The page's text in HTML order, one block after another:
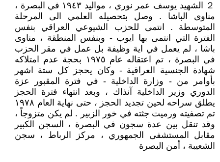
２ الشهيد يوسف عمر نوري ، مواليد ١٩٤٣ في البصرة ،
مناوى الباشا . وصل بتحصيله العلمي الى المرحلة
المتوسطة . انتمى للحزب الشيوعي العراقي بنفس
الفترة التي انتمى بها ايوب - وبنفس المنطقة ، مناوى
باشا ، لم يعمل في اية وظيفة بل عمل في مقر الحزب
في البصرة ، تم اعتقاله عام ١٩٧٥ بحجة عدم امتلاكه
شهادة الجنسية العراقية - وكان يحجز كل ستة اشهر
بأوامر من - وزارة الداخلية - في فترة المقبور عزة
الدوري وزير الداخلية آنذاك ، وبعد انتهاء فترة الحجز
يطلق سراحه لحين تجديد الحجز ، حتى نهاية العام ١٩٧٨
تم تصفيته ورميت جثته في خور الزبير . لم يكن متزوجاً ،
وقد تنقل بين عدة سجون في البصرة ، السجن الكبير
مقابل المستشفى الجمهوري ، مركز الرباط ، سجن
الشعيبة ، أمن البصرة